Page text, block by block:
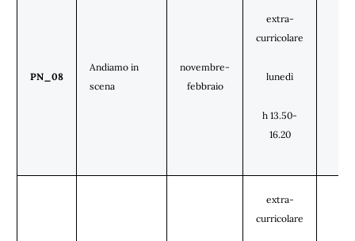
PN_08
Andiamo in
scena
novembre-
febbraio
extra-
curricolare
lunedì
h 13.50-
16.20
extra-
curricolare